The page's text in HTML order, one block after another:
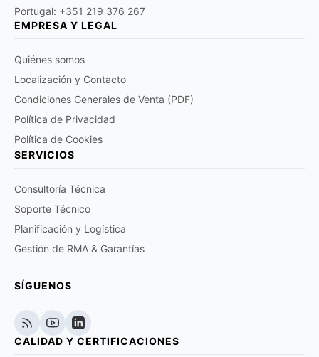
Portugal: +351 219 376 267
EMPRESA Y LEGAL
Quiénes somos
Localización y Contacto
Condiciones Generales de Venta (PDF)
Política de Privacidad
Política de Cookies
SERVICIOS
Consultoría Técnica
Soporte Técnico
Planificación y Logística
Gestión de RMA & Garantías
SÍGUENOS
CALIDAD Y CERTIFICACIONES